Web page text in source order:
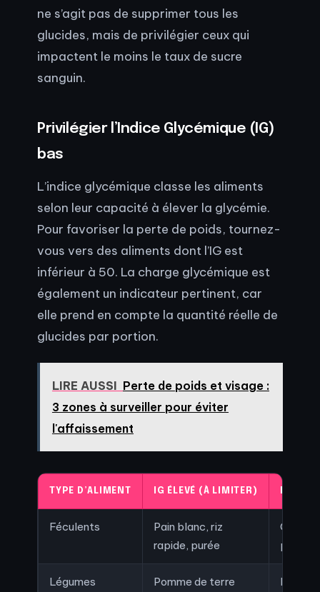
ne s’agit pas de supprimer tous les
glucides, mais de privilégier ceux qui
impactent le moins le taux de sucre
sanguin.
Privilégier l’Indice Glycémique (IG)
bas
L’indice glycémique classe les aliments
selon leur capacité à élever la glycémie.
Pour favoriser la perte de poids, tournez-
vous vers des aliments dont l’IG est
inférieur à 50. La charge glycémique est
également un indicateur pertinent, car
elle prend en compte la quantité réelle de
glucides par portion.
LIRE AUSSI Perte de poids et visage :
3 zones à surveiller pour éviter
l'affaissement
TYPE D’ALIMENT IG ÉLEVÉ (À LIMITER)
Féculents
Pain blanc, riz
rapide, purée
patate
Légumes
Pomme de terre